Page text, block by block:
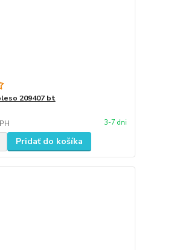
209407 bt
3-7 dni
Pridať do košíka